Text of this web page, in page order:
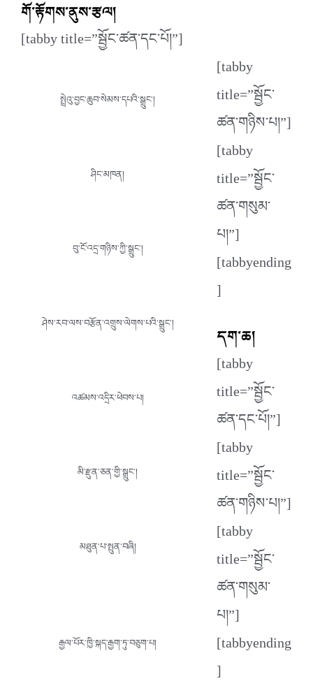
གོ་རྟོགས་ནུས་རྩལ།
[tabby title=”སྦྱོང་ཚན་དང་པོ།”]
སྤྲེའུ་བྱང་ཆུབ་སེམས་དཔའི་སྒྲུང་།
ཤིང་མཁན།
བུ་ངོ་འདྲ་གཉིས་ཀྱི་སྒྲུང་།
ཤེས་རབ་ལས་བརྩོན་འགྲུས་ལེགས་པའི་སྒྲུང་།
འཚམས་འདྲིར་ཕེབས་པ།
མི་རྫུན་ཅན་གྱི་སྒྲུང་།
མཐུན་པ་སྤུན་བཞི།
[tabby
title=”སྦྱོང་
ཚན་གཉིས་པ།”]
རྒྱལ་པོར་ཁྱི་སྐད་རྒྱག་ཏུ་བཅུག་པ།
[tabby
title=”སྦྱོང་
ཚན་གསུམ་
པ།”]
[tabbyending
]
དག་ཆ།
[tabby
title=”སྦྱོང་
ཚན་དང་པོ།”]
[tabby
title=”སྦྱོང་
ཚན་གཉིས་པ།”]
[tabby
title=”སྦྱོང་
ཚན་གསུམ་
པ།”]
[tabbyending
]